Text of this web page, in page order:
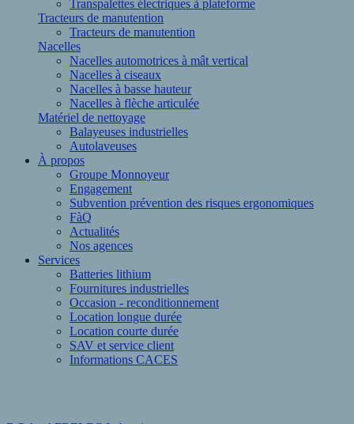
Transpalettes électriques à plateforme
Tracteurs de manutention
Tracteurs de manutention
Nacelles
Nacelles automotrices à mât vertical
Nacelles à ciseaux
Nacelles à basse hauteur
Nacelles à flèche articulée
Matériel de nettoyage
Balayeuses industrielles
Autolaveuses
À propos
Groupe Monnoyeur
Engagement
Subvention prévention des risques ergonomiques
FàQ
Actualités
Nos agences
Services
Batteries lithium
Fournitures industrielles
Occasion - reconditionnement
Location longue durée
Location courte durée
SAV et service client
Informations CACES